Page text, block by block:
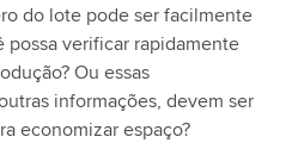
do lote pode ser facilmente
verificar rapidamente
Ou essas
informações, devem ser
economizar espaço?